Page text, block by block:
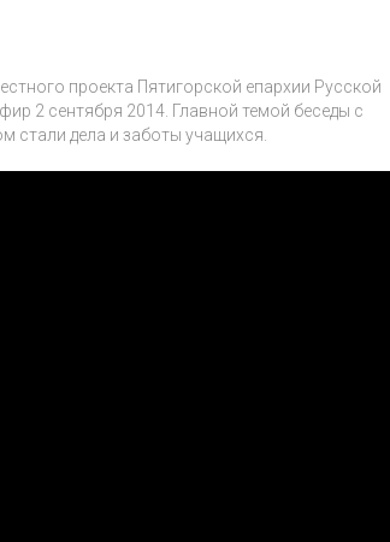
проекта Пятигорской епархии Русской
2 сентября 2014. Главной темой беседы с
стали дела и заботы учащихся.